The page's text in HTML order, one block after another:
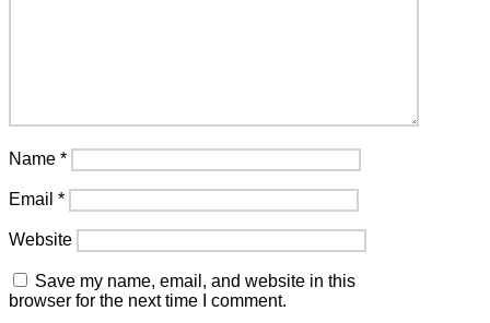
Name *
Email *
Website
Save my name, email, and website in this
browser for the next time I comment.